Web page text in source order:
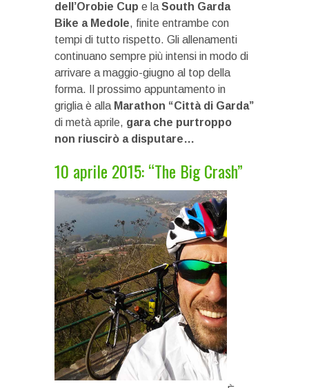
dell’Orobie Cup e la South Garda
Bike a Medole, finite entrambe con
tempi di tutto rispetto. Gli allenamenti
continuano sempre più intensi in modo di
arrivare a maggio-giugno al top della
forma. Il prossimo appuntamento in
griglia è alla Marathon “Città di Garda”
di metà aprile, gara che purtroppo
non riuscirò a disputare…
10 aprile 2015: “The Big Crash”